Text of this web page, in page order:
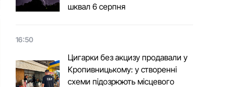
шквал 6 серпня
16:50
Цигарки без акцизу продавали у
Кропивницькому: у створенні
схеми підозрюють місцевого